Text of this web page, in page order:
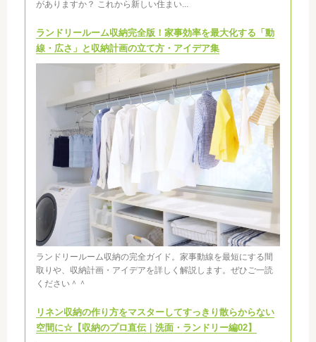
がありますか？ これから新しい住まい...
ランドリールーム収納完全版！家事効率を最大化する「動
線・広さ」と収納計画の立て方・アイデア集
ランドリールーム収納の完全ガイド。家事動線を最短にする間
取りや、収納計画・アイデアを詳しく解説します。ぜひご一読
ください＾＾
リネン収納の作り方をマスターしてすっきり散らからない
空間に☆【収納のプロ直伝｜洗面・ランドリー編02】